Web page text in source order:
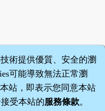
術提供優質、安全的瀏
可能導致無法正常瀏
站，即表示您同意本站
受本站的服務條款。